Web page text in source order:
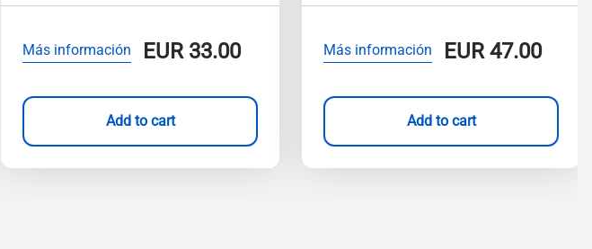
Más información EUR33.00
Add to cart
Más información EUR47.00
Add to cart